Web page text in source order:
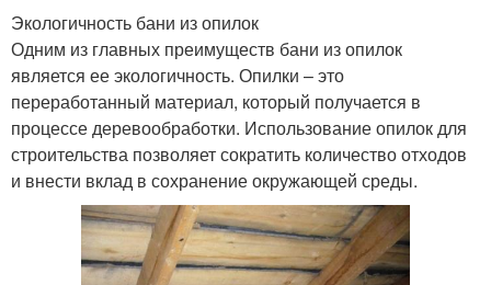
Экологичность бани из опилок
Одним из главных преимуществ бани из опилок
является ее экологичность. Опилки – это
переработанный материал, который получается в
процессе деревообработки. Использование опилок для
строительства позволяет сократить количество отходов
и внести вклад в сохранение окружающей среды.